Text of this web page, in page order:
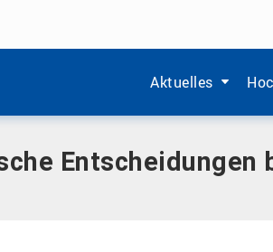
Aktuelles
Zeige Menü-
Wrigley
Entscheidungen